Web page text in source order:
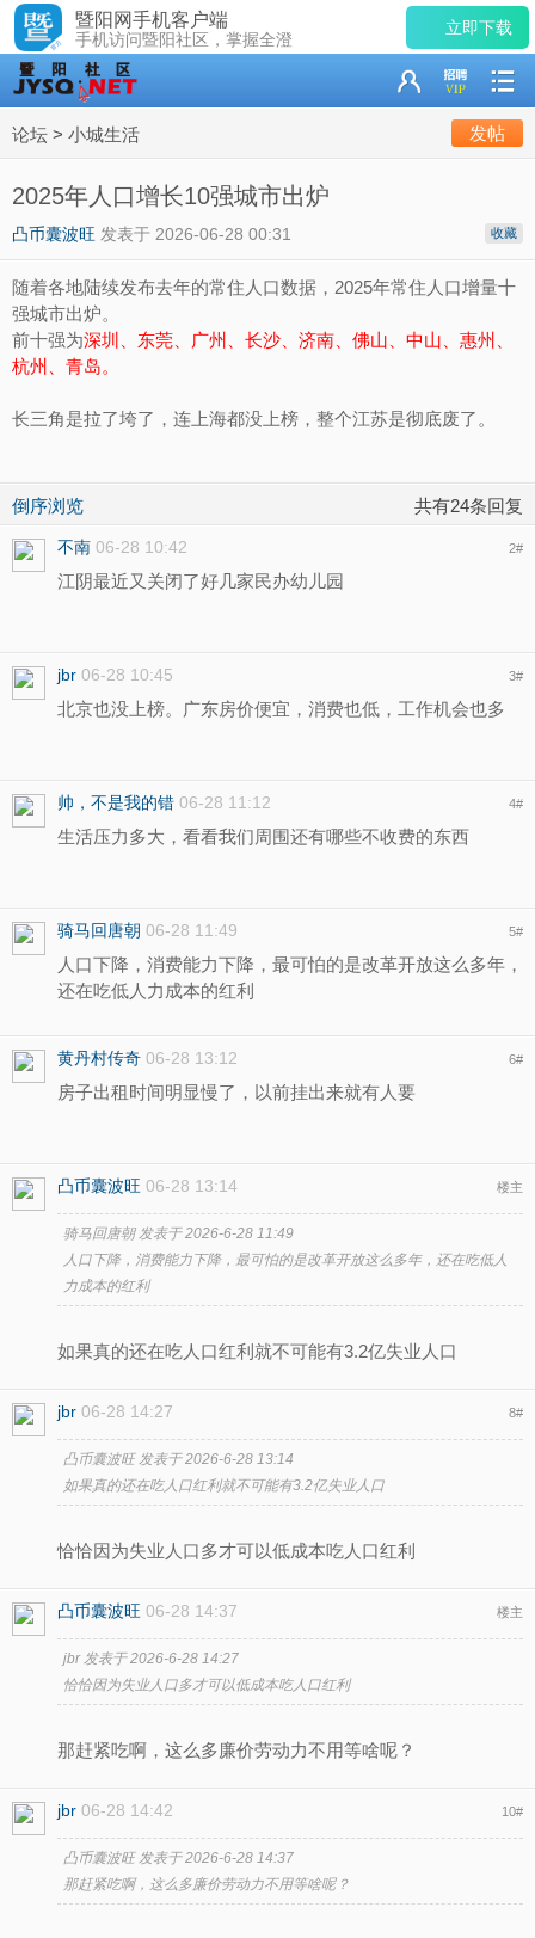
暨阳网手机客户端
手机访问暨阳社区，掌握全澄
立即下载
论坛 > 小城生活 发帖
2025年人口增长10强城市出炉
收藏
凸币囊波旺 发表于 2026-06-28 00:31
随着各地陆续发布去年的常住人口数据，2025年常住人口增量十
强城市出炉。
前十强为深圳、东莞、广州、长沙、济南、佛山、中山、惠州、
杭州、青岛。
长三角是拉了垮了，连上海都没上榜，整个江苏是彻底废了。
倒序浏览 共有24条回复
不南 06-28 10:42 2#
江阴最近又关闭了好几家民办幼儿园
jbr 06-28 10:45 3#
北京也没上榜。广东房价便宜，消费也低，工作机会也多
帅，不是我的错 06-28 11:12 4#
生活压力多大，看看我们周围还有哪些不收费的东西
骑马回唐朝 06-28 11:49 5#
人口下降，消费能力下降，最可怕的是改革开放这么多年，
还在吃低人力成本的红利
黄丹村传奇 06-28 13:12 6#
房子出租时间明显慢了，以前挂出来就有人要
凸币囊波旺 06-28 13:14 楼主
骑马回唐朝 发表于 2026-6-28 11:49
人口下降，消费能力下降，最可怕的是改革开放这么多年，还在吃低人
力成本的红利
如果真的还在吃人口红利就不可能有3.2亿失业人口
jbr 06-28 14:27 8#
凸币囊波旺 发表于 2026-6-28 13:14
如果真的还在吃人口红利就不可能有3.2亿失业人口
恰恰因为失业人口多才可以低成本吃人口红利
凸币囊波旺 06-28 14:37 楼主
jbr 发表于 2026-6-28 14:27
恰恰因为失业人口多才可以低成本吃人口红利
那赶紧吃啊，这么多廉价劳动力不用等啥呢？
jbr 06-28 14:42 10#
凸币囊波旺 发表于 2026-6-28 14:37
那赶紧吃啊，这么多廉价劳动力不用等啥呢？